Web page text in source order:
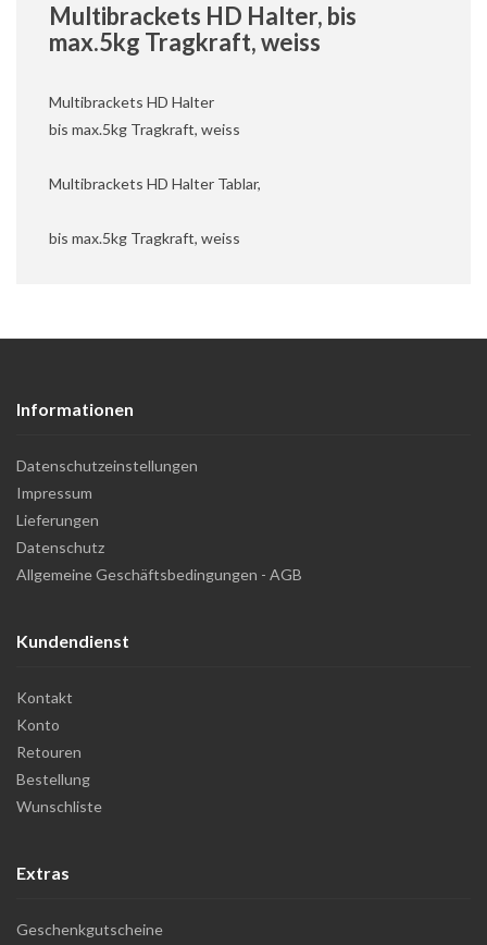
Multibrackets HD Halter, bis
max.5kg Tragkraft, weiss
Multibrackets HD Halter
bis max.5kg Tragkraft, weiss
Multibrackets HD Halter Tablar,
bis max.5kg Tragkraft, weiss
Informationen
Datenschutzeinstellungen
Impressum
Lieferungen
Datenschutz
Allgemeine Geschäftsbedingungen - AGB
Kundendienst
Kontakt
Konto
Retouren
Bestellung
Wunschliste
Extras
Geschenkgutscheine